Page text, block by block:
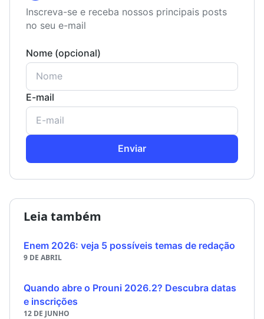
Inscreva-se e receba nossos principais posts
no seu e-mail
Nome (opcional)
E-mail
Enviar
Leia também
Enem 2026: veja 5 possíveis temas de redação
9 DE ABRIL
Quando abre o Prouni 2026.2? Descubra datas
e inscrições
12 DE JUNHO